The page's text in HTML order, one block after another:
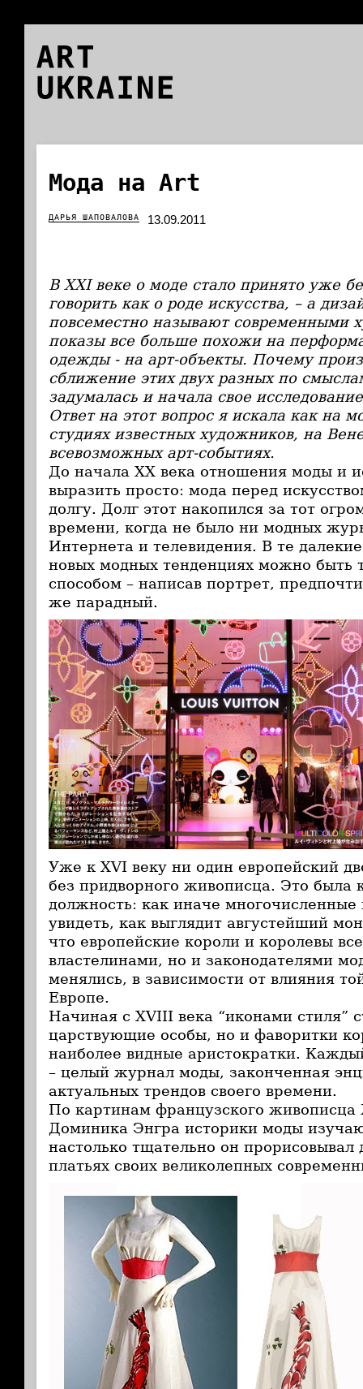
ART
UKRAINE
Мода на Art
ДАРЬЯ ШАПОВАЛОВА 13.09.2011
В ХХI веке о моде стало принято уже
говорить как о роде искусства, – а
повсеместно называют современными
показы все больше похожи на
одежды - на арт-объекты. Почему
сближение этих двух разных по
задумалась и начала свое
Ответ на этот вопрос я искала как на
студиях известных художников, на
всевозможных арт-событиях.
До начала ХХ века отношения моды и
выразить просто: мода перед
долгу. Долг этот накопился за тот
времени, когда не было ни модных
Интернета и телевидения. В те
новых модных тенденциях можно быть
способом – написав портрет,
же парадный.
Уже к XVI веку ни один европейский
без придворного живописца. Это была
должность: как иначе
увидеть, как выглядит августейший
что европейские короли и королевы
властелинами, но и законодателями
менялись, в зависимости от влияния
Европе.
Начиная с XVIII века “иконами стиля”
царствующие особы, но и фаворитки
наиболее видные аристократки.
– целый журнал моды, законченная
актуальных трендов своего времени.
По картинам французского
Доминика Энгра историки моды
настолько тщательно он
платьях своих великолепных